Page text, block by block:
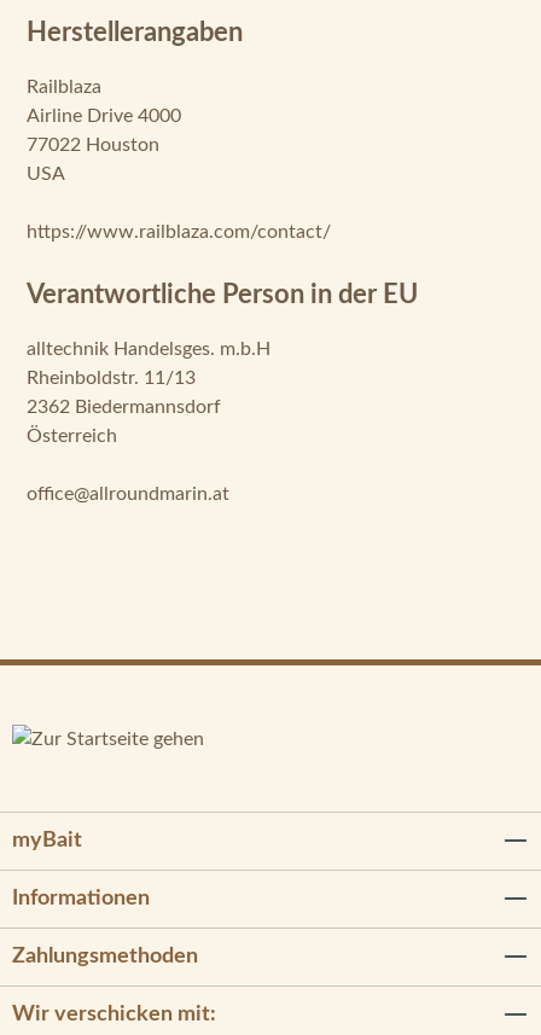
Herstellerangaben
Railblaza
Airline Drive 4000
77022 Houston
USA
https://www.railblaza.com/contact/
Verantwortliche Person in der EU
alltechnik Handelsges. m.b.H
Rheinboldstr. 11/13
2362 Biedermannsdorf
Österreich
office@allroundmarin.at
myBait
Informationen
Zahlungsmethoden
Wir verschicken mit: